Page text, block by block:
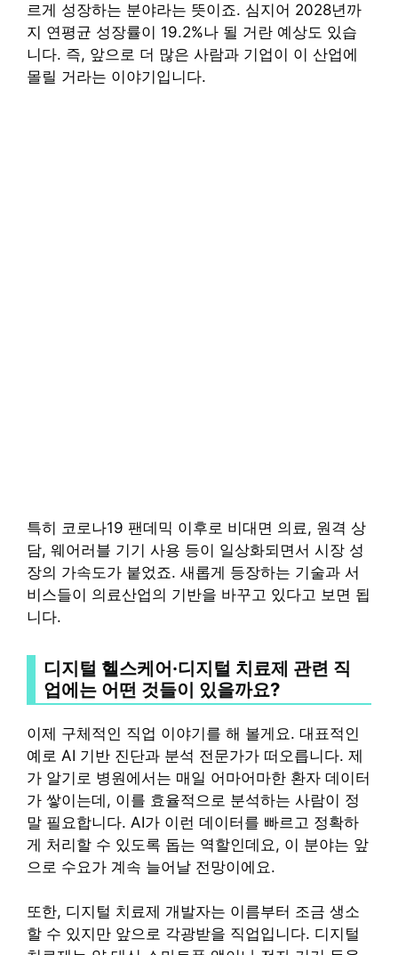
르게 성장하는 분야라는 뜻이죠. 심지어 2028년까
지 연평균 성장률이 19.2%나 될 거란 예상도 있습
니다. 즉, 앞으로 더 많은 사람과 기업이 이 산업에
몰릴 거라는 이야기입니다.
특히 코로나19 팬데믹 이후로 비대면 의료, 원격 상
담, 웨어러블 기기 사용 등이 일상화되면서 시장 성
장의 가속도가 붙었죠. 새롭게 등장하는 기술과 서
비스들이 의료산업의 기반을 바꾸고 있다고 보면 됩
니다.
디지털 헬스케어·디지털 치료제 관련 직
업에는 어떤 것들이 있을까요?
이제 구체적인 직업 이야기를 해 볼게요. 대표적인
예로 AI 기반 진단과 분석 전문가가 떠오릅니다. 제
가 알기로 병원에서는 매일 어마어마한 환자 데이터
가 쌓이는데, 이를 효율적으로 분석하는 사람이 정
말 필요합니다. AI가 이런 데이터를 빠르고 정확하
게 처리할 수 있도록 돕는 역할인데요, 이 분야는 앞
으로 수요가 계속 늘어날 전망이에요.
또한, 디지털 치료제 개발자는 이름부터 조금 생소
할 수 있지만 앞으로 각광받을 직업입니다. 디지털